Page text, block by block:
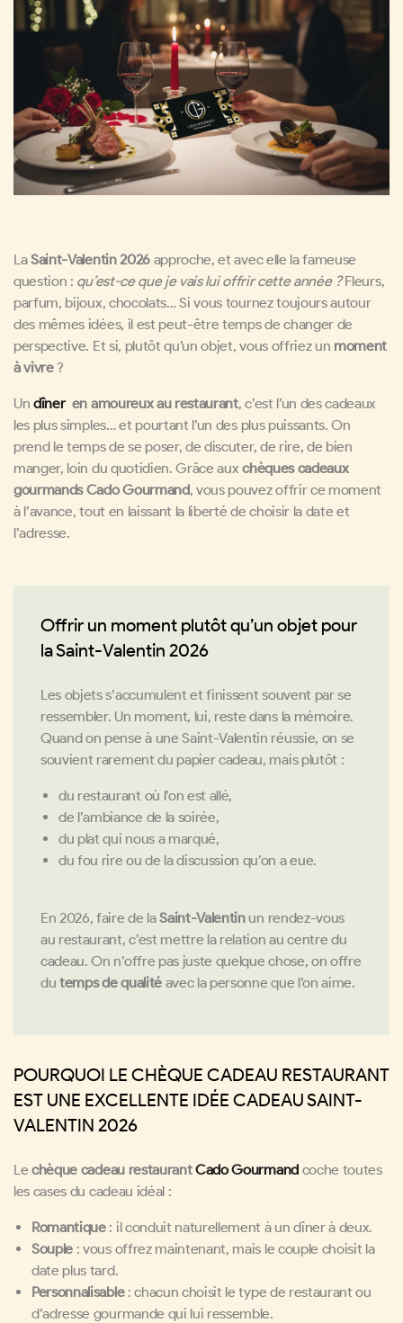
LaSaint-Valentin 2026approche, et avec elle la fameuse
question : qu’est-ce que je vais lui offrir cette année ?Fleurs,
parfum, bijoux, chocolats… Si vous tournez toujours autour
des mêmes idées, il est peut-être temps de changer de
perspective. Et si, plutôt qu’un objet, vous offriez un moment
à vivre?
Undîner en amoureux au restaurant, c’est l’un des cadeaux
les plus simples… et pourtant l’un des plus puissants. On
prend le temps de se poser, de discuter, de rire, de bien
manger, loin du quotidien. Grâce auxchèques cadeaux
gourmands Cado Gourmand, vous pouvez offrir ce moment
à l’avance, tout en laissant la liberté de choisir la date et
l’adresse.
Offrir un moment plutôt qu’un objet pour
la Saint-Valentin 2026
Les objets s’accumulent et finissent souvent par se
ressembler. Un moment, lui, reste dans la mémoire.
Quand on pense à une Saint-Valentin réussie, on se
souvient rarement du papier cadeau, mais plutôt :
du restaurant où l’on est allé,
de l’ambiance de la soirée,
du plat qui nous a marqué,
du fou rire ou de la discussion qu’on a eue.
En 2026, faire de laSaint-Valentinun rendez-vous
au restaurant, c’est mettre la relation au centre du
cadeau. On n’offre pas juste quelque chose, on offre
dutemps de qualitéavec la personne que l’on aime.
POURQUOI LE CHÈQUE CADEAU RESTAURANT
EST UNE EXCELLENTE IDÉE CADEAU SAINT-
VALENTIN 2026
Lechèque cadeau restaurantCado Gourmand coche toutes
les cases du cadeau idéal :
Romantique: il conduit naturellement à un dîner à deux.
Souple : vous offrez maintenant, mais le couple choisit la
date plus tard.
Personnalisable: chacun choisit le type de restaurant ou
d’adresse gourmande qui lui ressemble.